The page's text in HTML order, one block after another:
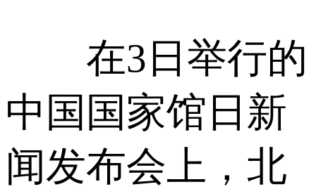
在3日举行的
中国国家馆日新
闻发布会上，北